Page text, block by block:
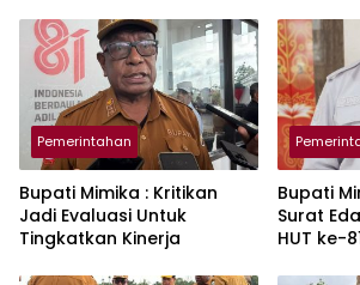
Tenaga Kesehatan
Pemerintahan
Bupati Mimika : Kritikan
Jadi Evaluasi Untuk
Tingkatkan Kinerja
Bupati
Surat
HUT ke-